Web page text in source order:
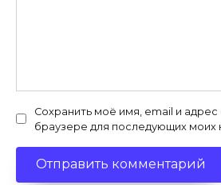
Сохранить моё имя, email и адрес
браузере для последующих моих